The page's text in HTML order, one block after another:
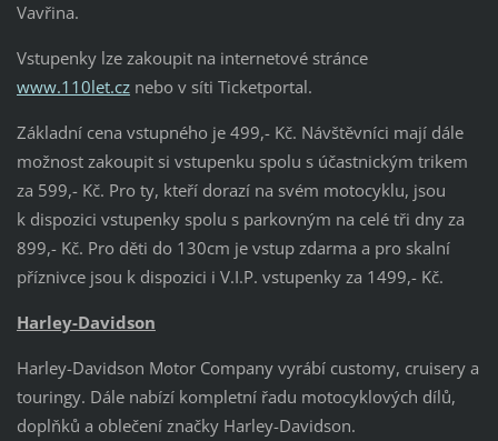
Vavřina.
Vstupenky lze zakoupit na internetové stránce
www.110let.cznebo v síti Ticketportal.
Základní cena vstupného je 499,- Kč. Návštěvníci mají dále
možnost zakoupit si vstupenku spolu s účastnickým trikem
za 599,- Kč. Pro ty, kteří dorazí na svém motocyklu, jsou
k dispozici vstupenky spolu s parkovným na celé tři dny za
899,- Kč. Pro děti do 130cm je vstup zdarma a pro skalní
příznivce jsou k dispozici i V.I.P. vstupenky za 1499,- Kč.
Harley-Davidson
Harley-Davidson Motor Company vyrábí customy, cruisery a
touringy. Dále nabízí kompletní řadu motocyklových dílů,
doplňků a oblečení značky Harley-Davidson.